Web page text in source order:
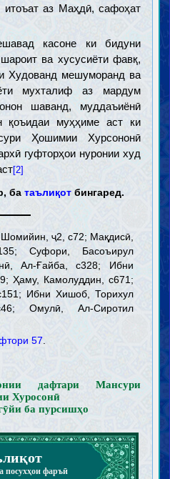
итоъат аз Маҳдӣ, сафоҳат
касоне ки бидуни
ва хусусиёти фавқ,
Худованд мешуморанд ва
мухталиф аз мардум
шаванд, муддаъиёнӣ
қоъидаи муҳҳиме аст ки
Ҳошимии Хурсононӣ
гуфторҳои нуронии худ
[2]
ба таълиқотбингаред.
ҷ2, с72; Мақдисӣ,
Суфори, Басоъирул
Ал-Ғайба, с328; Ибни
Ҳаму, Камолуддин, с671;
Ибни Хишоб, Торихул
Омулӣ, Ал-Сиротил
57.
дафтари Мансури
Хуросонӣ
ба пурсишҳо
посухҳои фаръӣ